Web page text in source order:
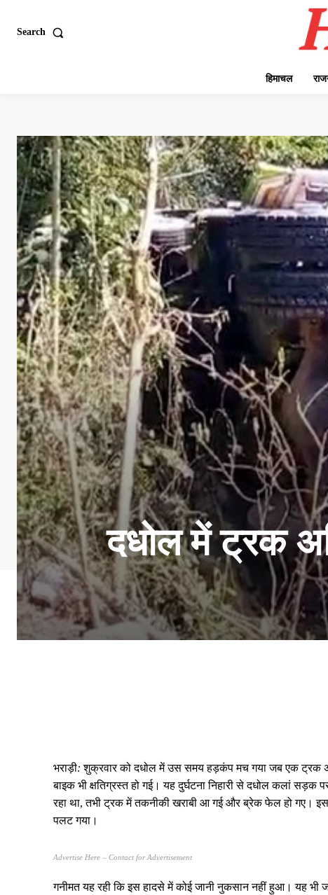
Search
हिमाचल
दधोल में ट्रक
भराड़ी: शुक्रवार को दधोल में उस समय हड़कंप मच गया जब एक ट्रक
बाइक भी क्षतिग्रस्त हो गई। यह दुर्घटना निहारी से दधोल कलां
रहा था, तभी ट्रक में तकनीकी खराबी आ गई और ब्रेक फेल हो गए।
पलट गया।
Advertise Here – Contact for Advertisement
गनीमत यह रही कि इस हादसे में कोई जानी नुकसान नहीं हुआ। यह भी